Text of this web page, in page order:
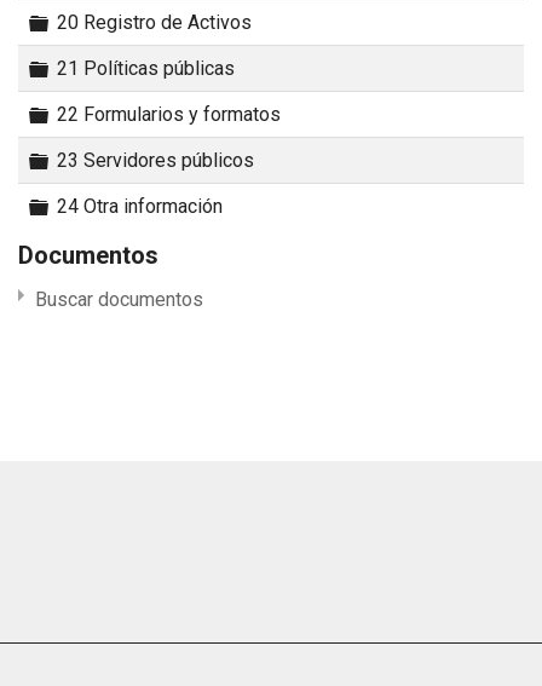
Carpeta
20 Registro de Activos
Carpeta
21 Políticas públicas
Carpeta
22 Formularios y formatos
Carpeta
23 Servidores públicos
Carpeta
24 Otra información
Documentos
Buscar documentos